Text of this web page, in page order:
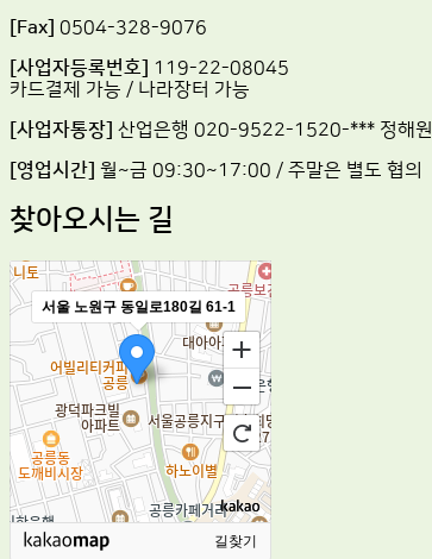
[Fax] 0504-328-9076
[사업자등록번호] 119-22-08045
카드결제 가능 / 나라장터 가능
[사업자통장] 산업은행 020-9522-1520-*** 정해원
[영업시간] 월~금 09:30~17:00 / 주말은 별도 협의
찾아오시는 길
서울 노원구 동일로180길 61-1
길찾기